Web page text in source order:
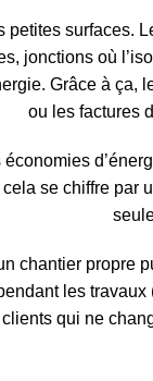
petites surfaces.
jonctions où
Grâce à ça,
ou les factures
se chiffre par
chantier propre
les travaux
qui ne